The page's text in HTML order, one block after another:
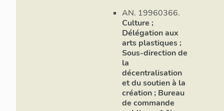
candidatures, le
lancement de la
», qui suit la
Au cours de la
une fois les
examen : le
la centaine… Il
phase 2,
AN. 19960366.
Culture ;
Délégation aux
arts plastiques ;
Sous-direction de
la
décentralisation
et du soutien à la
création ; Bureau
de commande